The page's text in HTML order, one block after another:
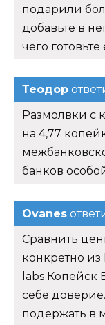
подарили
добавьте в
чего
Теодор
Размолвки с
на 4,77
банков
Ovanes
Сравнить
конкретно
labs Копейск
себе
подержать в